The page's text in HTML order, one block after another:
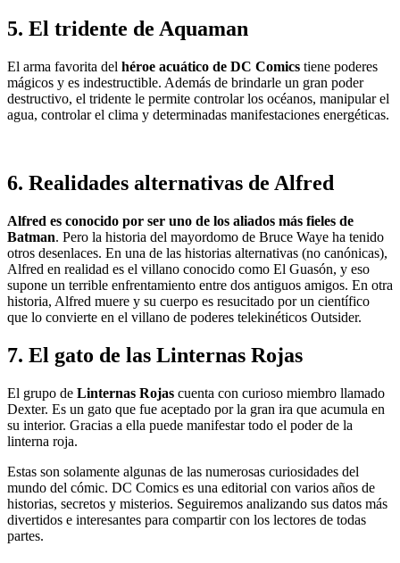
5. El tridente de Aquaman
El arma favorita del héroe acuático de DC Comics tiene poderes
mágicos y es indestructible. Además de brindarle un gran poder
destructivo, el tridente le permite controlar los océanos, manipular el
agua, controlar el clima y determinadas manifestaciones energéticas.
6. Realidades alternativas de Alfred
Alfred es conocido por ser uno de los aliados más fieles de
Batman. Pero la historia del mayordomo de Bruce Waye ha tenido
otros desenlaces. En una de las historias alternativas (no canónicas),
Alfred en realidad es el villano conocido como El Guasón, y eso
supone un terrible enfrentamiento entre dos antiguos amigos. En otra
historia, Alfred muere y su cuerpo es resucitado por un científico
que lo convierte en el villano de poderes telekinéticos Outsider.
7. El gato de las Linternas Rojas
El grupo de Linternas Rojas cuenta con curioso miembro llamado
Dexter. Es un gato que fue aceptado por la gran ira que acumula en
su interior. Gracias a ella puede manifestar todo el poder de la
linterna roja.
Estas son solamente algunas de las numerosas curiosidades del
mundo del cómic. DC Comics es una editorial con varios años de
historias, secretos y misterios. Seguiremos analizando sus datos más
divertidos e interesantes para compartir con los lectores de todas
partes.